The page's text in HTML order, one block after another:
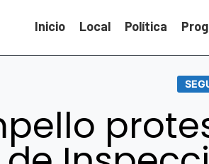
Inicio Local Política